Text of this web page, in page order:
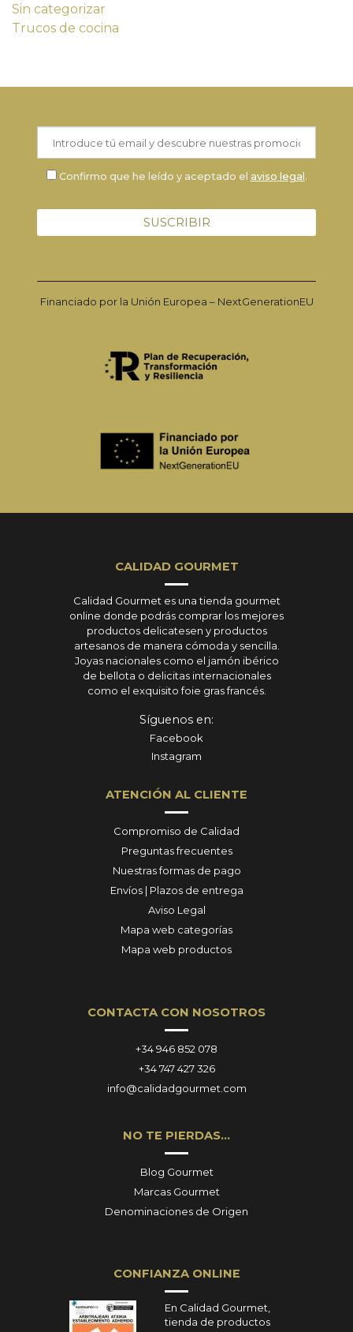
Sin categorizar
Trucos de cocina
Confirmo que he leído y aceptado el aviso legal.
Financiado por la Unión Europea – NextGenerationEU
CALIDAD GOURMET
Calidad Gourmet es una tienda gourmet
online donde podrás comprar los mejores
productos delicatesen y productos
artesanos de manera cómoda y sencilla.
Joyas nacionales como el jamón ibérico
de bellota o delicitas internacionales
como el exquisito foie gras francés.
Síguenos en:
Facebook
Instagram
ATENCIÓN AL CLIENTE
Compromiso de Calidad
Preguntas frecuentes
Nuestras formas de pago
Envíos | Plazos de entrega
Aviso Legal
Mapa web categorías
Mapa web productos
CONTACTA CON NOSOTROS
+34 946 852 078
+34 747 427 326
info@calidadgourmet.com
NO TE PIERDAS…
Blog Gourmet
Marcas Gourmet
Denominaciones de Origen
CONFIANZA ONLINE
En Calidad Gourmet,
tienda de productos